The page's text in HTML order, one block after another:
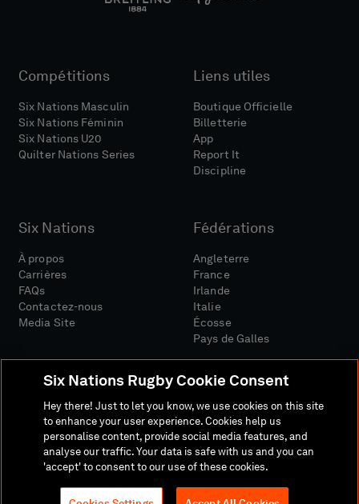
Compétitions
Six Nations Masculin
Six Nations Féminin
Six Nations U20
Quilter Nations Series
Liens utiles
Boutique Officielle
Billetterie
App
Report It
Discipline
Six Nations
À propos
Carrières
FAQs
Contactez-nous
Media Site
Fédérations
Angleterre
France
Irlande
Italie
Écosse
Pays de Galles
Site MédiaConditions Générales
Politique De ConfidentialitéPolitique De Cookies
Politique Sociale Et Numérique
Six Nations Rugby Cookie Consent
Hey there! Just to let you know, we use cookies on this site
to enhance your user experience. Cookies help us
personalise content, provide social media features, and
analyse our traffic. Your data is safe with us and you can
'accept' to consent to our use of these cookies.